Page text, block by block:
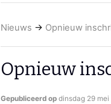
Nieuws → Opnieuw
Opnieuw
Gepubliceerd op dinsdag 29 mei